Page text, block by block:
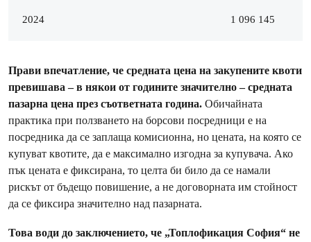
2024 1 096 145
Прави впечатление, че средната цена на закупените квоти
превишава – в някои от годините значително – средната
пазарна цена през съответната година. Обичайната
практика при ползването на борсови посредници е на
посредника да се заплаща комисионна, но цената, на която се
купуват квотите, да е максимално изгодна за купувача. Ако
пък цената е фиксирана, то целта би било да се намали
рискът от бъдещо повишение, а не договорната им стойност
да се фиксира значително над пазарната.
Това води до заключението, че „Топлофикация София“ не